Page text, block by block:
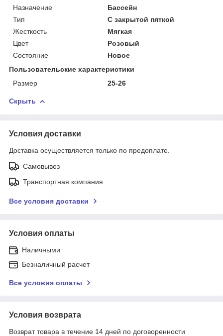
Назначение
Бассейн
Тип
С закрытой пяткой
Жесткость
Мягкая
Цвет
Розовый
Состояние
Новое
Пользовательские характеристики
Размер
25-26
Скрыть
Условия доставки
Доставка осуществляется только по предоплате.
Самовывоз
Транспортная компания
Все условия доставки
Условия оплаты
Наличными
Безналичный расчет
Все условия оплаты
Условия возврата
Возврат товара в течение 14 дней по договоренности